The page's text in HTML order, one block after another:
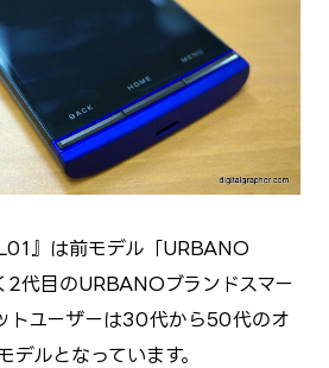
』は前モデル「URBANO
2代目のURBANOブランドスマー
トユーザーは30代から50代のオ
デルとなっています。